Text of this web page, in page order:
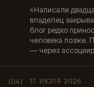
«Написали
владелец
блог редко
человека позже.
— через
(04) 17 ИЮЛЯ 2026